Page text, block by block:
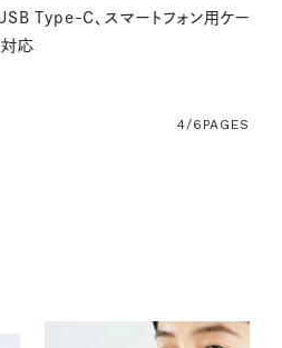
Type-C、スマートフォン用ケー
対応
4/6 PAGES